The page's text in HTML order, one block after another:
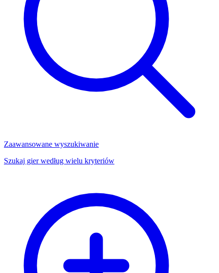
Zaawansowane wyszukiwanie
Szukaj gier według wielu kryteriów